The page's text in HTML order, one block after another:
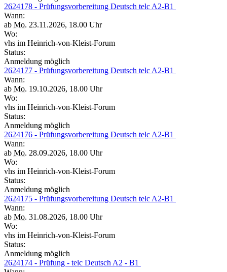
2624178 - Prüfungsvorbereitung Deutsch telc A2-B1
Wann:
ab Mo. 23.11.2026, 18.00 Uhr
Wo:
vhs im Heinrich-von-Kleist-Forum
Status:
Anmeldung möglich
2624177 - Prüfungsvorbereitung Deutsch telc A2-B1
Wann:
ab Mo. 19.10.2026, 18.00 Uhr
Wo:
vhs im Heinrich-von-Kleist-Forum
Status:
Anmeldung möglich
2624176 - Prüfungsvorbereitung Deutsch telc A2-B1
Wann:
ab Mo. 28.09.2026, 18.00 Uhr
Wo:
vhs im Heinrich-von-Kleist-Forum
Status:
Anmeldung möglich
2624175 - Prüfungsvorbereitung Deutsch telc A2-B1
Wann:
ab Mo. 31.08.2026, 18.00 Uhr
Wo:
vhs im Heinrich-von-Kleist-Forum
Status:
Anmeldung möglich
2624174 - Prüfung - telc Deutsch A2 - B1